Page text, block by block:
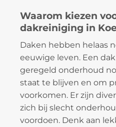
Waarom kiezen
dakreiniging in
Daken hebben helaas
eeuwige leven. Een
geregeld onderhoud
staat te blijven en om
voorkomen. Er zijn
zich bij slecht
voordoen. Denk aan